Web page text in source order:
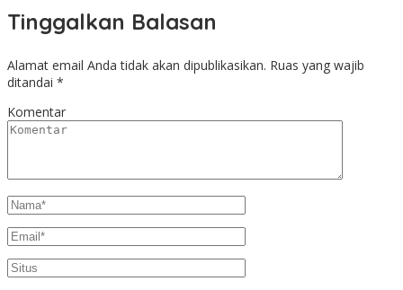
Tinggalkan Balasan
Alamat email Anda tidak akan dipublikasikan. Ruas yang wajib
ditandai *
Komentar